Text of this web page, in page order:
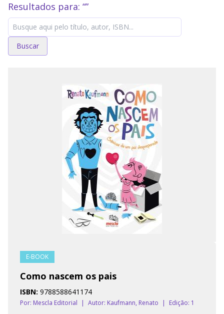
Resultados para: “”
Buscar
E-BOOK
Como nascem os pais
ISBN: 9788588641174
Por: Mescla Editorial | Autor: Kaufmann, Renato |
Edição: 1